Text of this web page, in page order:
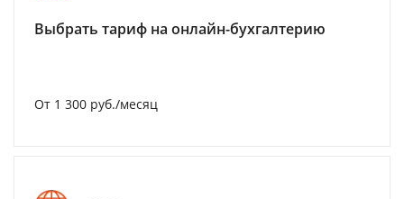
Выбрать тариф на онлайн-бухгалтерию
От 1 300 руб./месяц